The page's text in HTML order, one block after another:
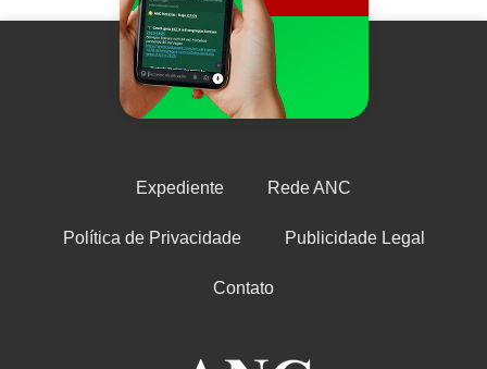
Expediente Rede ANC
Política de Privacidade Publicidade Legal
Contato